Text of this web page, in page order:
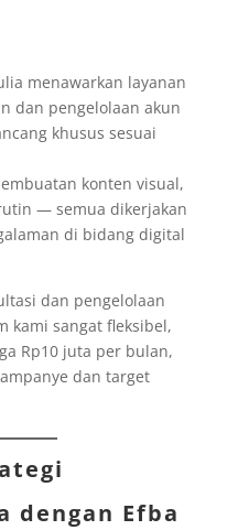
menawarkan layanan
dan pengelolaan akun
khusus sesuai
konten visual,
— semua dikerjakan
di bidang digital
dan pengelolaan
kami sangat fleksibel,
Rp10 juta per bulan,
dan target
dengan Efba